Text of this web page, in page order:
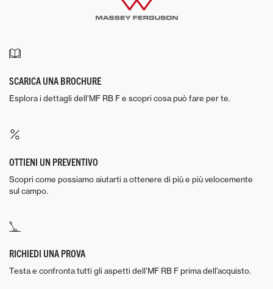
SCARICA UNA BROCHURE
Esplora i dettagli dell’MF RB F e scopri cosa può fare per te.
OTTIENI UN PREVENTIVO
Scopri come possiamo aiutarti a ottenere di più e più velocemente
sul campo.
RICHIEDI UNA PROVA
Testa e confronta tutti gli aspetti dell’MF RB F prima dell’acquisto.